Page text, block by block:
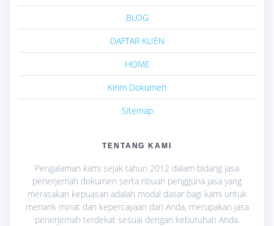
BLOG
DAFTAR KLIEN
HOME
Kirim Dokumen
Sitemap
TENTANG KAMI
Pengalaman kami sejak tahun 2012 dalam bidang jasa
penerjemah dokumen serta ribuan pengguna jasa yang
merasakan kepuasan adalah modal dasar bagi kami untuk
menarik minat dan kepercayaan dari Anda, merupakan jasa
penerjemah terdekat sesuai dengan kebutuhan Anda.